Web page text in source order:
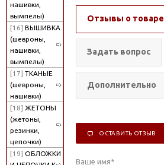
нашивки,
вымпелы)
[16] ВЫШИВКА
(шевроны,
нашивки,
вымпелы)
[17] ТКАНЫЕ
(шевроны,
нашивки)
[18] ЖЕТОНЫ
(жетоны,
резинки,
цепочки)
[19] ОБЛОЖКИ
Отзывы о товаре
Задать вопрос
Дополнительно
ОСТАВИТЬ ОТЗЫВ
Ваше имя*